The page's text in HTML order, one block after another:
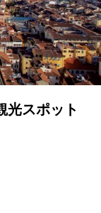
光スポット